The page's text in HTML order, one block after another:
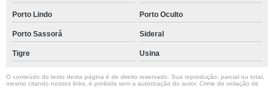
Porto Lindo Porto Oculto
Porto Sassorá Sideral
Tigre Usina
O conteúdo do texto desta página é de direito reservado. Sua reprodução, parcial ou total,
mesmo citando nossos links, é proibida sem a autorização do autor. Crime de violação de